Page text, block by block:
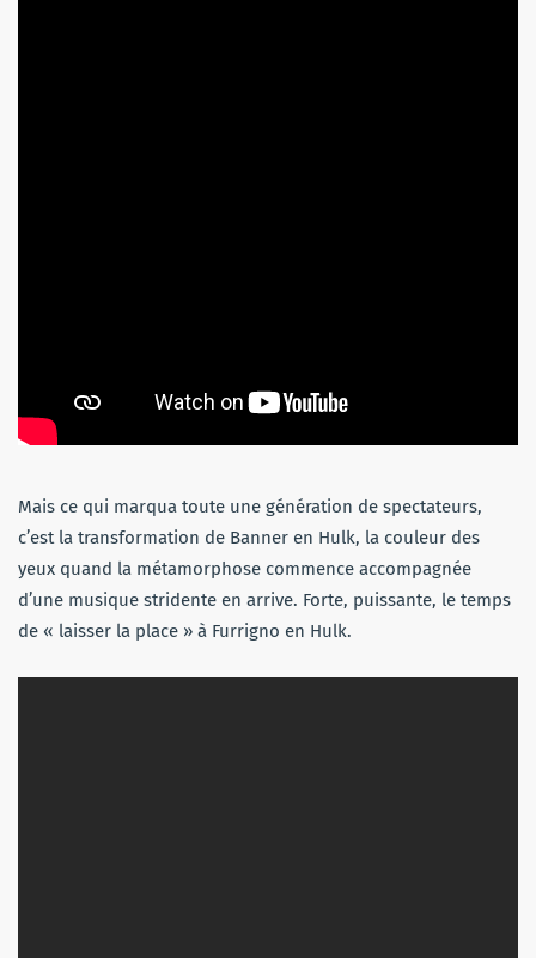
Mais ce qui marqua toute une génération de spectateurs,
c’est la transformation de Banner en Hulk, la couleur des
yeux quand la métamorphose commence accompagnée
d’une musique stridente en arrive. Forte, puissante, le temps
de « laisser la place » à Furrigno en Hulk.